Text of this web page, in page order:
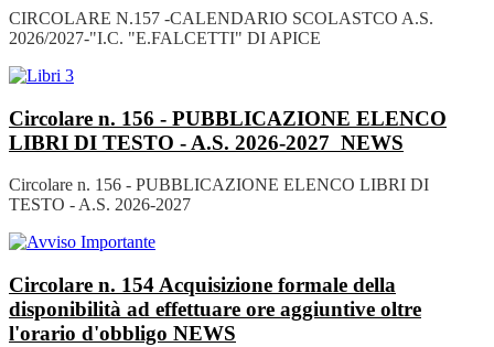
CIRCOLARE N.157 -CALENDARIO SCOLASTCO A.S.
2026/2027-"I.C. "E.FALCETTI" DI APICE
Circolare n. 156 - PUBBLICAZIONE ELENCO
LIBRI DI TESTO - A.S. 2026-2027 NEWS
Circolare n. 156 - PUBBLICAZIONE ELENCO LIBRI DI
TESTO - A.S. 2026-2027
Circolare n. 154 Acquisizione formale della
disponibilità ad effettuare ore aggiuntive oltre
l'orario d'obbligo NEWS